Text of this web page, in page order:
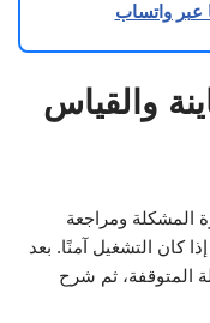
عبر واتساب
والقياس
المشكلة ومراجعة
كان التشغيل آمنًا. بعد
المتوقفة، ثم شرح